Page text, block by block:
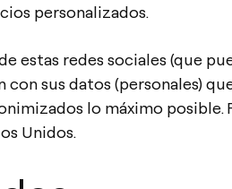
personalizados.
estas redes sociales (que
sus datos (personales)
lo máximo posible.
Unidos.